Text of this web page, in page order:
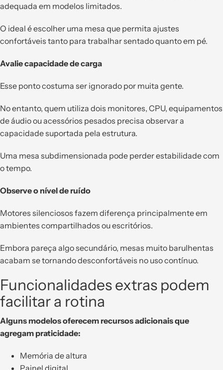
adequada em modelos limitados.
O ideal é escolher uma mesa que permita ajustes
confortáveis tanto para trabalhar sentado quanto em pé.
Avalie capacidade de carga
Esse ponto costuma ser ignorado por muita gente.
No entanto, quem utiliza dois monitores, CPU, equipamentos
de áudio ou acessórios pesados precisa observar a
capacidade suportada pela estrutura.
Uma mesa subdimensionada pode perder estabilidade com
o tempo.
Observe o nível de ruído
Motores silenciosos fazem diferença principalmente em
ambientes compartilhados ou escritórios.
Embora pareça algo secundário, mesas muito barulhentas
acabam se tornando desconfortáveis no uso contínuo.
Funcionalidades extras podem
facilitar a rotina
Alguns modelos oferecem recursos adicionais que
agregam praticidade:
Memória de altura
Painel digital